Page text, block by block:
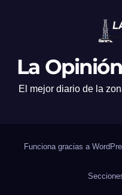
La
El mejor diario de la
Funciona gracias a